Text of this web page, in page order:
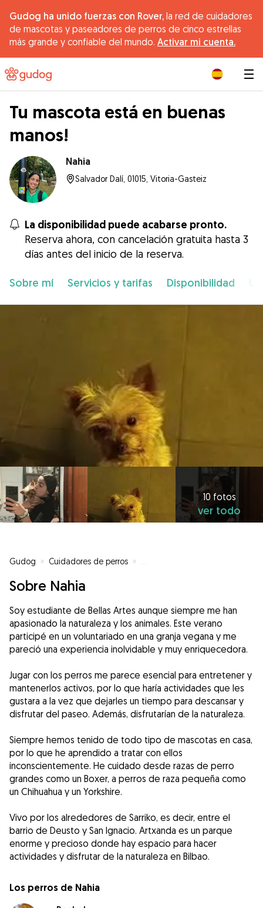
Gudog ha unido fuerzas con Rover, la red de cuidadores
de mascotas y paseadores de perros de cinco estrellas
más grande y confiable del mundo. Activar mi cuenta.
Tu mascota está en buenas
manos!
Nahia
Salvador Dalí, 01015, Vitoria-Gasteiz
La disponibilidad puede acabarse pronto.
Reserva ahora, con cancelación gratuita hasta 3
días antes del inicio de la reserva.
Sobre mí Servicios y tarifas Disponibilidad
10 fotos
ver todo
Gudog » Cuidadores de perros »
Sobre Nahia
Soy estudiante de Bellas Artes aunque siempre me han
apasionado la naturaleza y los animales. Este verano
participé en un voluntariado en una granja vegana y me
pareció una experiencia inolvidable y muy enriquecedora.
Jugar con los perros me parece esencial para entretener y
mantenerlos activos, por lo que haría actividades que les
gustara a la vez que dejarles un tiempo para descansar y
disfrutar del paseo. Además, disfrutarían de la naturaleza.
Siempre hemos tenido de todo tipo de mascotas en casa,
por lo que he aprendido a tratar con ellos
inconscientemente. He cuidado desde razas de perro
grandes como un Boxer, a perros de raza pequeña como
un Chihuahua y un Yorkshire.
Vivo por los alrededores de Sarriko, es decir, entre el
barrio de Deusto y San Ignacio. Artxanda es un parque
enorme y precioso donde hay espacio para hacer
actividades y disfrutar de la naturaleza en Bilbao.
Los perros de Nahia